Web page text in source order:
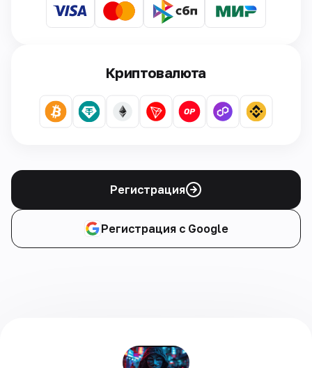
Криптовалюта
Регистрация
Регистрация с Google